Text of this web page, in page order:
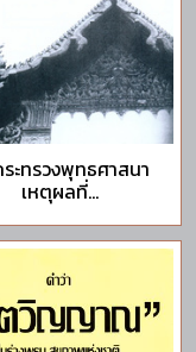
ะทรวงพุทธศาสนา
เหตุผลที่...